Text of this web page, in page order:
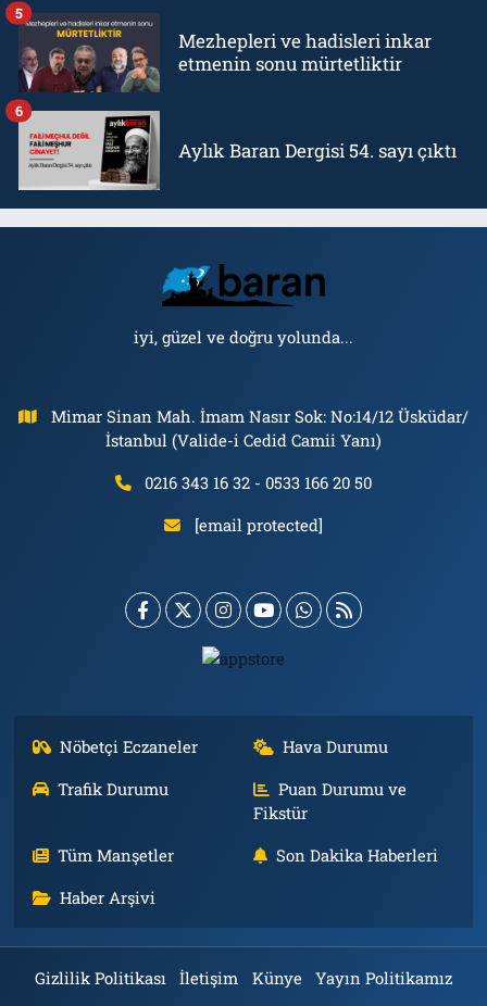
Mezhepleri ve hadisleri inkar
etmenin sonu mürtetliktir
5
Aylık Baran Dergisi 54. sayı çıktı
6
iyi, güzel ve doğru yolunda...
Mimar Sinan Mah. İmam Nasır Sok: No:14/12 Üsküdar/
İstanbul (Valide-i Cedid Camii Yanı)
0216 343 16 32 - 0533 166 20 50
[email protected]
Nöbetçi Eczaneler
Hava Durumu
Trafik Durumu
Puan Durumu ve
Fikstür
Tüm Manşetler
Son Dakika Haberleri
Haber Arşivi
Gizlilik Politikası İletişim Künye Yayın Politikamız